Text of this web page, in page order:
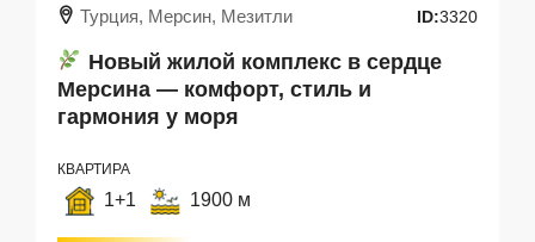
Турция, Мерсин, Мезитли ID:3320
Новый жилой комплекс в сердце
Мерсина — комфорт, стиль и
гармония у моря
КВАРТИРА
1+1 1900 м